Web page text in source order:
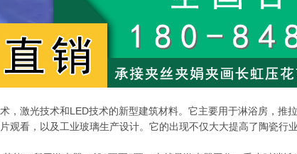
，激光技术和LED技术的新型建筑材料。它主要用于淋浴房，推
观看，以及工业玻璃生产设计。它的出现不仅大大提高了陶瓷行